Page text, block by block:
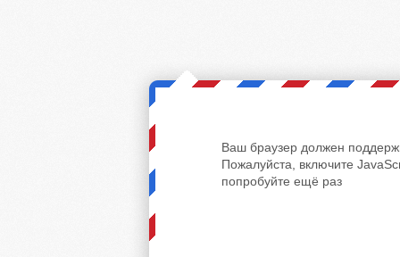
Ваш браузер должен
Пожалуйста, включите
попробуйте ещё раз